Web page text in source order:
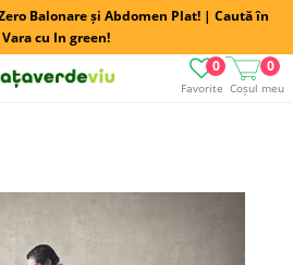
Balonare și Abdomen Plat! | Caută în
cu In green!
Favorite
0
Coșul meu
0